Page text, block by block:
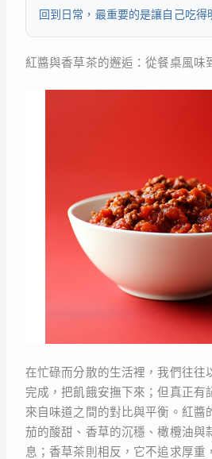
回到日常，最重要的是讓自己吃得
紅醬與香草茶的邂逅：從餐桌風味
在忙碌而分散的生活裡，我們往往
完成，把飢餓安撫下來；但真正有
來自味道之間的對比與平衡。紅醬
茄的酸甜、香草的沉穩、橄欖油與
息；香草茶則相反，它不追求厚重